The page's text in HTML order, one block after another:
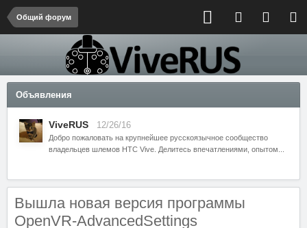
Общий форум
Объявления
ViveRUS 12/26/16
Добро пожаловать на крупнейшее русскоязычное сообщество
владельцев шлемов HTC Vive. Делитесь впечатлениями, опытом...
Вышла новая версия программы
OpenVR-AdvancedSettings